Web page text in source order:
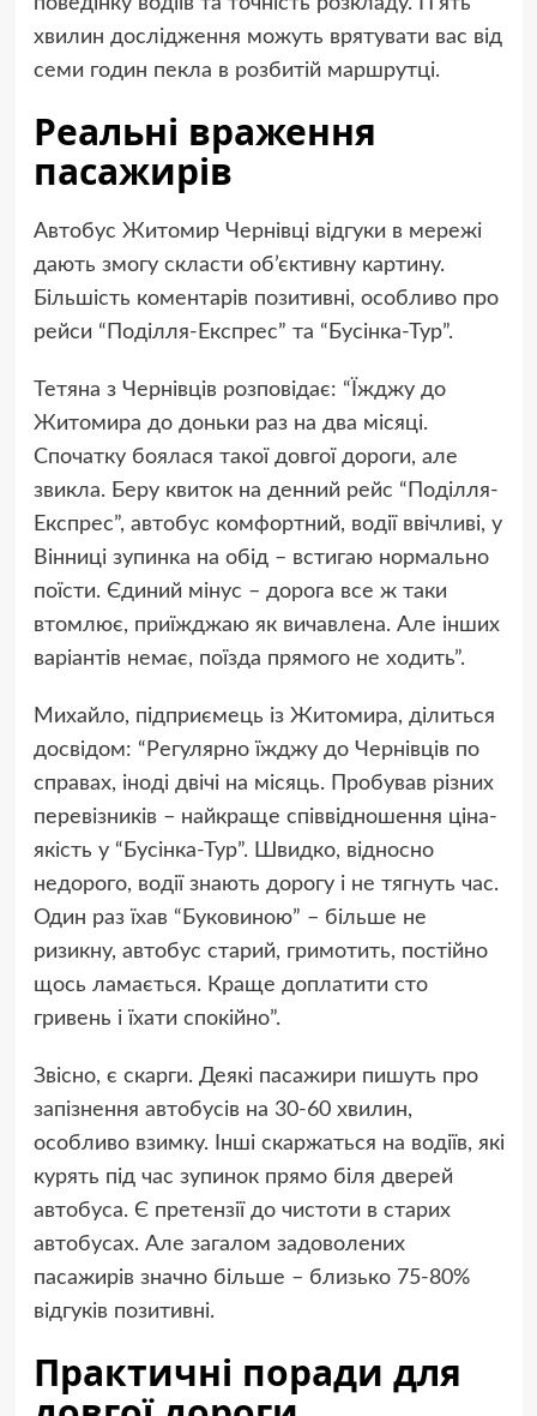
хвилин дослідження можуть врятувати вас від
семи годин пекла в розбитій маршрутці.
Реальні враження
пасажирів
Автобус Житомир Чернівці відгуки в мережі
дають змогу скласти об’єктивну картину.
Більшість коментарів позитивні, особливо про
рейси “Поділля-Експрес” та “Бусінка-Тур”.
Тетяна з Чернівців розповідає: “Їжджу до
Житомира до доньки раз на два місяці.
Спочатку боялася такої довгої дороги, але
звикла. Беру квиток на денний рейс “Поділля-
Експрес”, автобус комфортний, водії ввічливі, у
Вінниці зупинка на обід – встигаю нормально
поїсти. Єдиний мінус – дорога все ж таки
втомлює, приїжджаю як вичавлена. Але інших
варіантів немає, поїзда прямого не ходить”.
Михайло, підприємець із Житомира, ділиться
досвідом: “Регулярно їжджу до Чернівців по
справах, іноді двічі на місяць. Пробував різних
перевізників – найкраще співвідношення ціна-
якість у “Бусінка-Тур”. Швидко, відносно
недорого, водії знають дорогу і не тягнуть час.
Один раз їхав “Буковиною” – більше не
ризикну, автобус старий, гримотить, постійно
щось ламається. Краще доплатити сто
гривень і їхати спокійно”.
Звісно, є скарги. Деякі пасажири пишуть про
запізнення автобусів на 30-60 хвилин,
особливо взимку. Інші скаржаться на водіїв, які
курять під час зупинок прямо біля дверей
автобуса. Є претензії до чистоти в старих
автобусах. Але загалом задоволених
пасажирів значно більше – близько 75-80%
відгуків позитивні.
Практичні поради для